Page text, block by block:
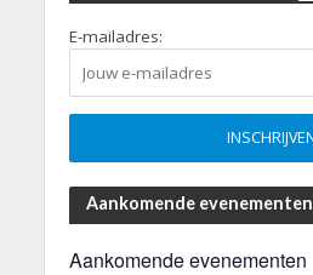
E-mailadres:
Aankomende evenementen
Aankomende evenementen